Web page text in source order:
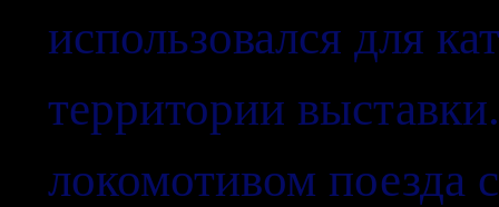
использовался для
территории
локомотивом поезда